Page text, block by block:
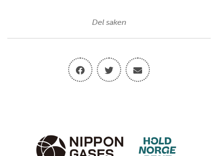
Del saken